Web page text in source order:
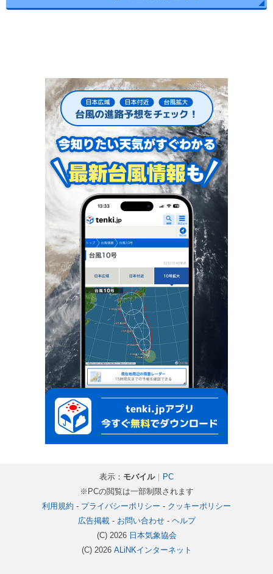
表示： モバイル｜ PC
※PCの閲覧は一部制限されます
利用規約 - プライバシーポリシー - クッキーポリシー
広告掲載- お問い合わせ- ヘルプ
(C) 2026 日本気象協会
(C) 2026 ALiNKインターネット